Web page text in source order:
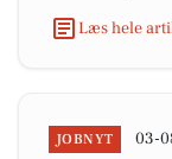
Læs hele
JOBNYT 03-